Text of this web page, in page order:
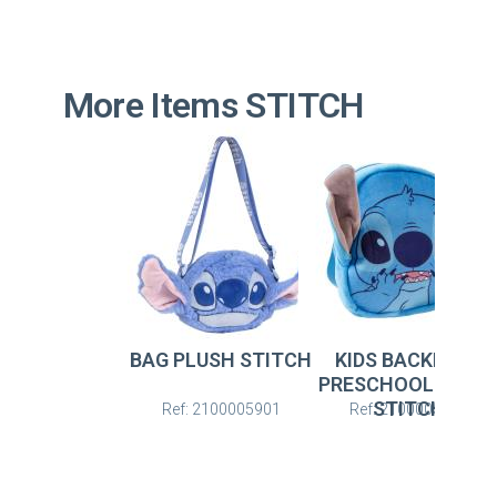
More Items STITCH
BAG PLUSH STITCH
Ref: 2100005901
KIDS BACKPACK
PRESCHOOL
STITCH
Ref: 2100005060